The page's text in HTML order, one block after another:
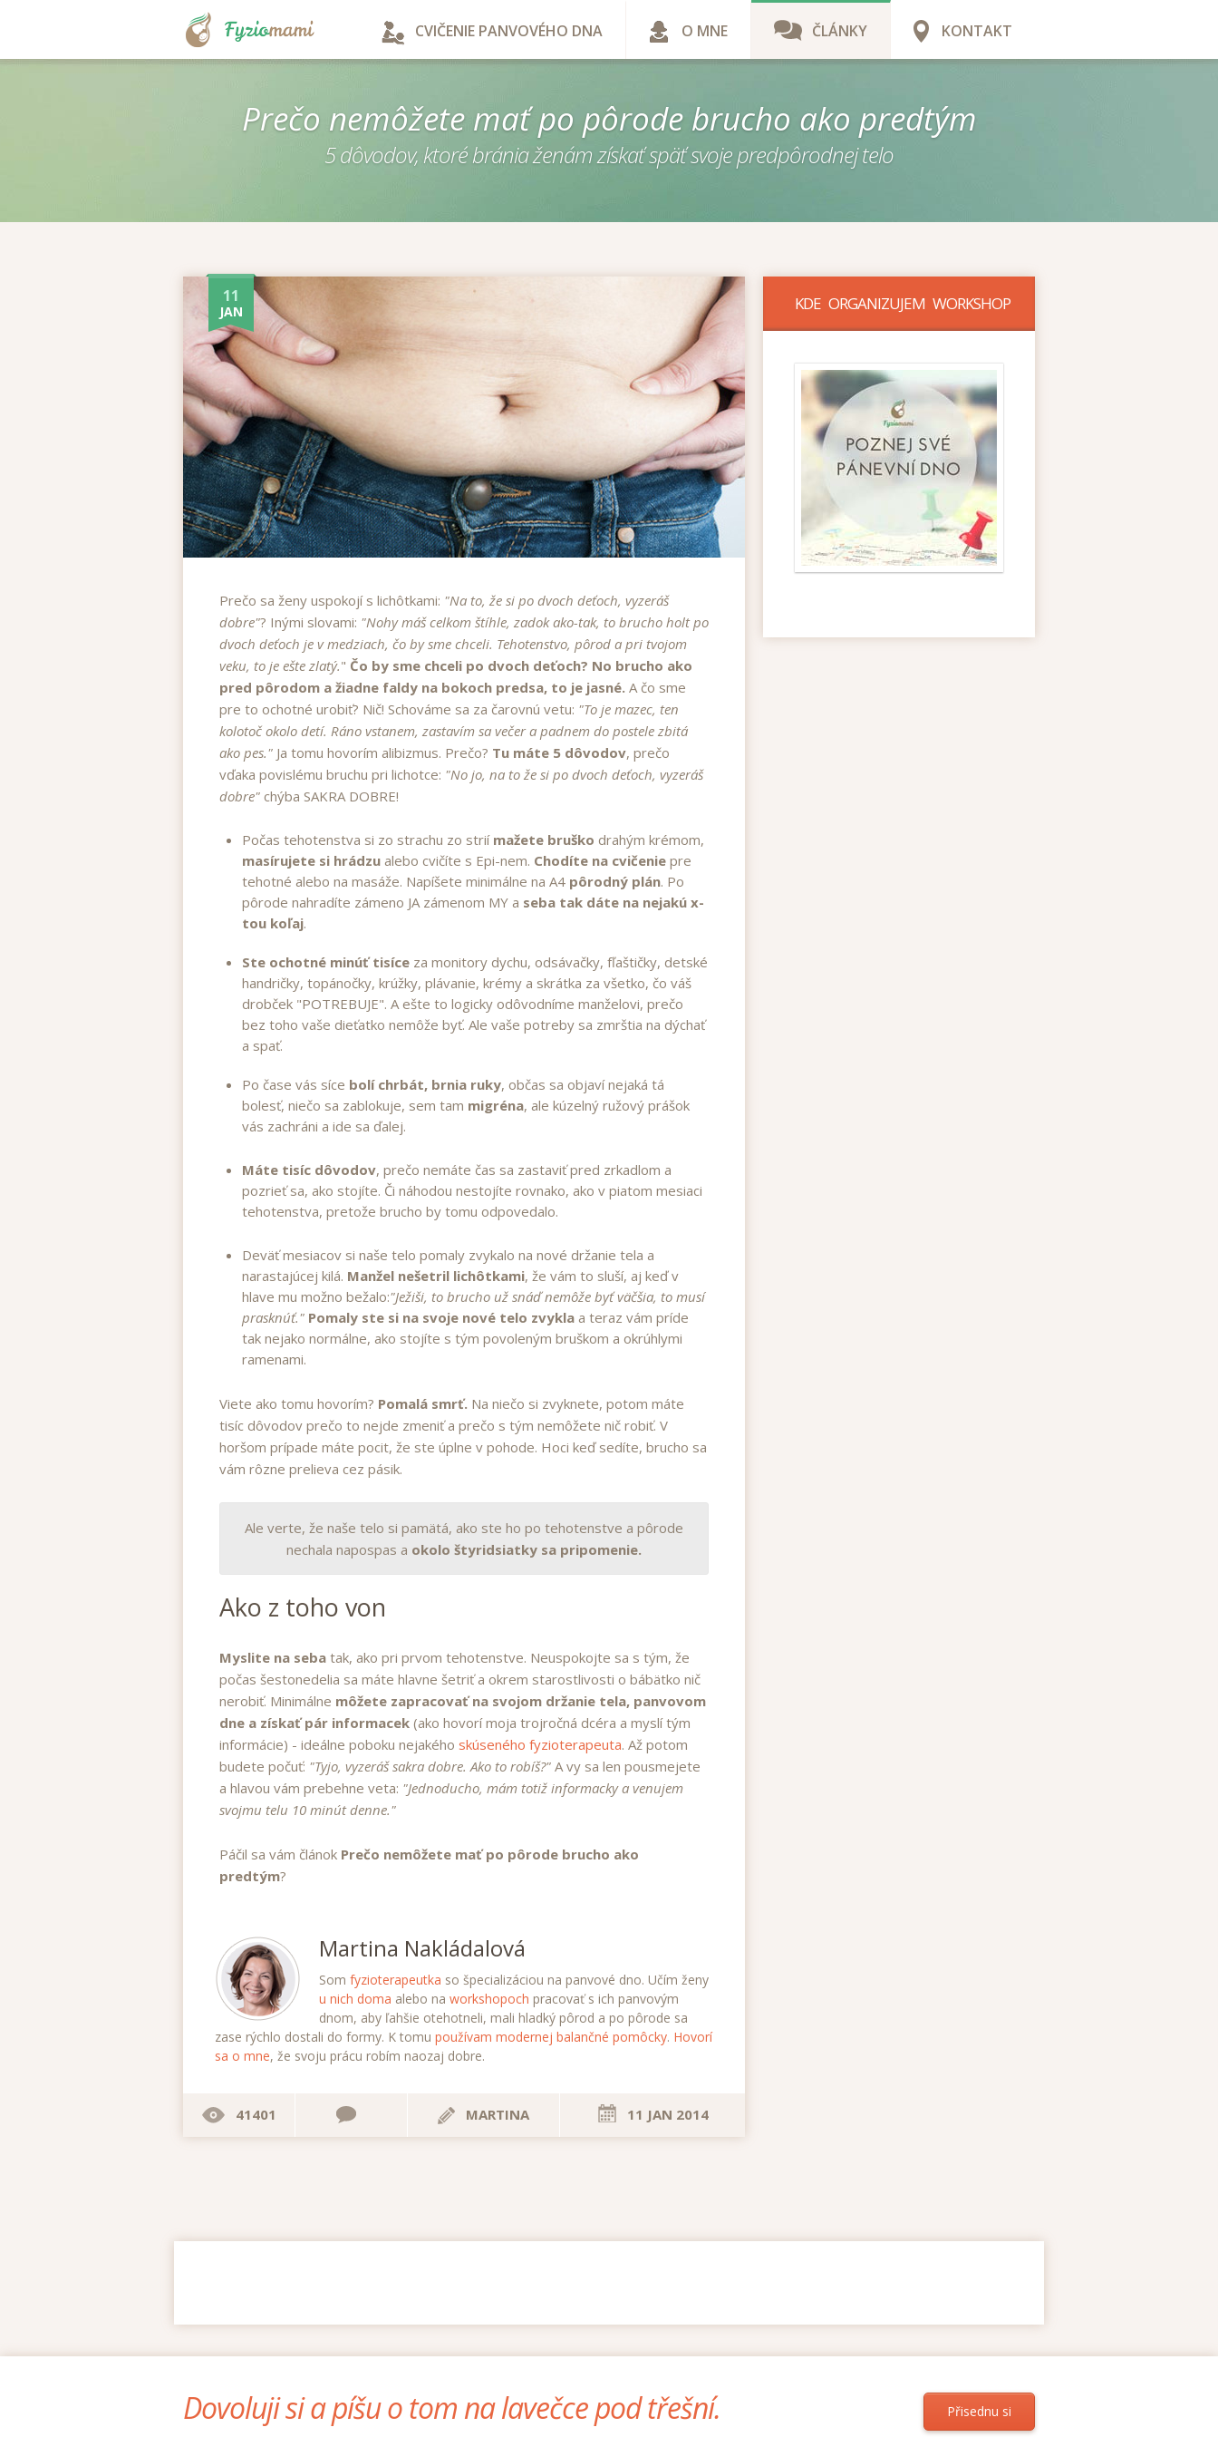
CVIČENIE PANVOVÉHO DNA O MNE ČLÁNKY KONTAKT
Prečo nemôžete mať po pôrode brucho ako predtým
5 dôvodov, ktoré bránia ženám získať späť svoje predpôrodnej telo
11
JAN
Prečo sa ženy uspokojí s lichôtkami: "Na to, že si po dvoch deťoch, vyzeráš
dobre"? Inými slovami: "Nohy máš celkom štíhle, zadok ako-tak, to brucho holt po
dvoch deťoch je v medziach, čo by sme chceli. Tehotenstvo, pôrod a pri tvojom
veku, to je ešte zlatý." Čo by sme chceli po dvoch deťoch? No brucho ako
pred pôrodom a žiadne faldy na bokoch predsa, to je jasné. A čo sme
pre to ochotné urobiť? Nič! Schováme sa za čarovnú vetu: "To je mazec, ten
kolotoč okolo detí. Ráno vstanem, zastavím sa večer a padnem do postele zbitá
ako pes." Ja tomu hovorím alibizmus. Prečo? Tu máte 5 dôvodov, prečo
vďaka povislému bruchu pri lichotce: "No jo, na to že si po dvoch deťoch, vyzeráš
dobre" chýba SAKRA DOBRE!
Počas tehotenstva si zo strachu zo strií mažete bruško drahým krémom,
masírujete si hrádzu alebo cvičíte s Epi-nem. Chodíte na cvičenie pre
tehotné alebo na masáže. Napíšete minimálne na A4 pôrodný plán. Po
pôrode nahradíte zámeno JA zámenom MY a seba tak dáte na nejakú x-
tou koľaj.
Ste ochotné minúť tisíce za monitory dychu, odsávačky, fľaštičky, detské
handričky, topánočky, krúžky, plávanie, krémy a skrátka za všetko, čo váš
drobček "POTREBUJE". A ešte to logicky odôvodníme manželovi, prečo
bez toho vaše dieťatko nemôže byť. Ale vaše potreby sa zmrštia na dýchať
a spať.
Po čase vás síce bolí chrbát, brnia ruky, občas sa objaví nejaká tá
bolesť, niečo sa zablokuje, sem tam migréna, ale kúzelný ružový prášok
vás zachráni a ide sa ďalej.
Máte tisíc dôvodov, prečo nemáte čas sa zastaviť pred zrkadlom a
pozrieť sa, ako stojíte. Či náhodou nestojíte rovnako, ako v piatom mesiaci
tehotenstva, pretože brucho by tomu odpovedalo.
Deväť mesiacov si naše telo pomaly zvykalo na nové držanie tela a
narastajúcej kilá. Manžel nešetril lichôtkami, že vám to sluší, aj keď v
hlave mu možno bežalo:"Ježiši, to brucho už snáď nemôže byť väčšia, to musí
prasknúť." Pomaly ste si na svoje nové telo zvykla a teraz vám príde
tak nejako normálne, ako stojíte s tým povoleným bruškom a okrúhlymi
ramenami.
Viete ako tomu hovorím? Pomalá smrť. Na niečo si zvyknete, potom máte
tisíc dôvodov prečo to nejde zmeniť a prečo s tým nemôžete nič robiť. V
horšom prípade máte pocit, že ste úplne v pohode. Hoci keď sedíte, brucho sa
vám rôzne prelieva cez pásik.
Ale verte, že naše telo si pamätá, ako ste ho po tehotenstve a pôrode
nechala napospas a okolo štyridsiatky sa pripomenie.​
Ako z toho von
Myslite na seba tak, ako pri prvom tehotenstve. Neuspokojte sa s tým, že
počas šestonedelia sa máte hlavne šetriť a okrem starostlivosti o bábätko nič
nerobiť. Minimálne môžete zapracovať na svojom držanie tela, panvovom
dne a získať pár informacek (ako hovorí moja trojročná dcéra a myslí tým
informácie) - ideálne poboku nejakého skúseného fyzioterapeuta. Až potom
budete počuť: "Tyjo, vyzeráš sakra dobre. Ako to robíš?" A vy sa len pousmejete
a hlavou vám prebehne veta: "Jednoducho, mám totiž informacky a venujem
svojmu telu 10 minút denne."
Páčil sa vám článok Prečo nemôžete mať po pôrode brucho ako
predtým?
Martina Nakládalová
Som fyzioterapeutka so špecializáciou na panvové dno. Učím ženy
u nich doma alebo na workshopoch pracovať s ich panvovým
dnom, aby ľahšie otehotneli, mali hladký pôrod a po pôrode sa
zase rýchlo dostali do formy. K tomu používam modernej balančné pomôcky. Hovorí
sa o mne, že svoju prácu robím naozaj dobre.
41401 MARTINA 11 JAN 2014
KDE ORGANIZUJEM WORKSHOP
Dovoluji si a píšu o tom na lavečce pod třešní. Přisednu si